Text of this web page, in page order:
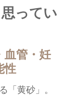
ってい
血管・妊
性
「黄砂」。